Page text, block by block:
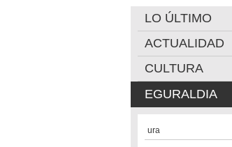
LO ÚLTIMO
ACTUALIDAD
CULTURA
EGURALDIA
ura